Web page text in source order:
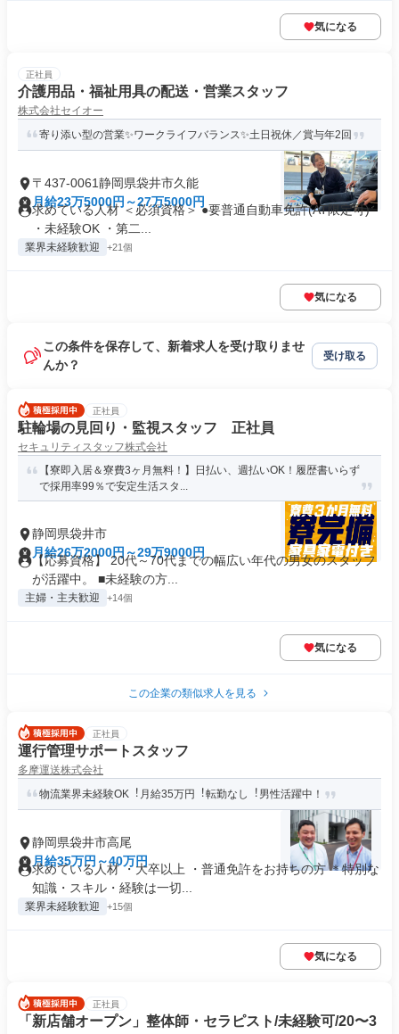
気になる
正社員
介護用品・福祉用具の配送・営業スタッフ
株式会社セイオー
寄り添い型の営業✨ワークライフバランス✨土日祝休／賞与年2回
〒437-0061静岡県袋井市久能
月給23万5000円～27万5000円
求めている人材 ＜必須資格＞ ●要普通自動車免許(AT限定可)
・未経験OK ・第二...
業界未経験歓迎 +21個
気になる
この条件を保存して、新着求人を受け取りませ
んか？
受け取る
正社員
駐輪場の見回り・監視スタッフ 正社員
セキュリティスタッフ株式会社
【寮即入居＆寮費3ヶ月無料！】日払い、週払いOK！履歴書いらず
で採用率99％で安定生活スタ...
静岡県袋井市
月給26万2000円～29万9000円
【応募資格】 20代～70代までの幅広い年代の男女のスタッフ
が活躍中。 ■未経験の方...
主婦・主夫歓迎 +14個
気になる
この企業の類似求人を見る
正社員
運行管理サポートスタッフ
多摩運送株式会社
物流業界未経験OK︕⽉給35万円︕転勤なし︕男性活躍中！
静岡県袋井市高尾
月給35万円～40万円
求めている人材 ・大卒以上 ・普通免許をお持ちの方 ＊特別な
知識・スキル・経験は一切...
業界未経験歓迎 +15個
気になる
正社員
「新店舗オープン」整体師・セラピスト/未経験可/20〜3